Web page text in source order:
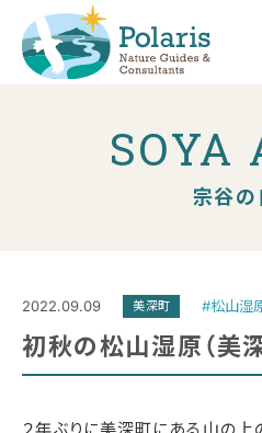
SOYA
宗谷の
2022.09.09 美深町 #松山湿
初秋の松山湿原（美深